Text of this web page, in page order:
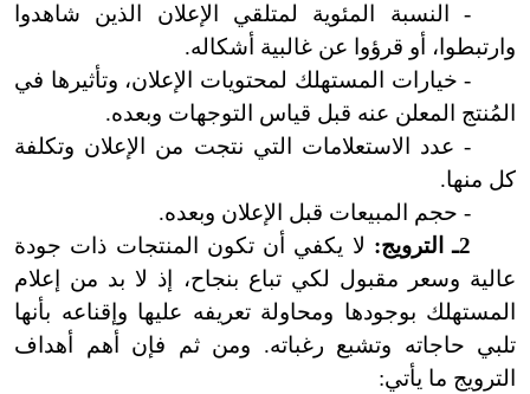
- النسبة المئوية لمتلقي الإعلان الذين شاهدوا
وارتبطوا، أو قرؤوا عن غالبية أشكاله.
- خيارات المستهلك لمحتويات الإعلان، وتأثيرها في
المُنتج المعلن عنه قبل قياس التوجهات وبعده.
- عدد الاستعلامات التي نتجت من الإعلان وتكلفة
كل منها.
- حجم المبيعات قبل الإعلان وبعده.
2ـ الترويج:
لا يكفي أن تكون المنتجات ذات جودة
عالية وسعر مقبول لكي تباع بنجاح، إذ لا بد من إعلام
المستهلك بوجودها ومحاولة تعريفه عليها وإقناعه بأنها
تلبي حاجاته وتشبع رغباته. ومن ثم فإن أهم أهداف
الترويج ما يأتي: